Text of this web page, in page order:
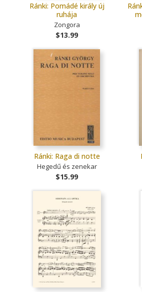
Ránki: Pomádé király új
ruhája
Zongora
$13.99
Ránki: Raga di notte
Hegedű és zenekar
$15.99